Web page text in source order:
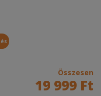
Összesen
19 999 Ft